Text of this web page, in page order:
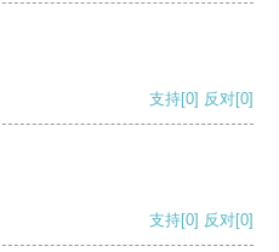
支持[0] 反对[0]
支持[0] 反对[0]